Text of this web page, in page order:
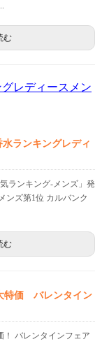
む
ランキングレディ
ランキング-メンズ」発
ンズ第1位 カルバンク
む
特価 バレンタイン
！ バレンタインフェア